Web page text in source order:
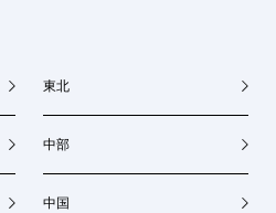
東北
中部
中国